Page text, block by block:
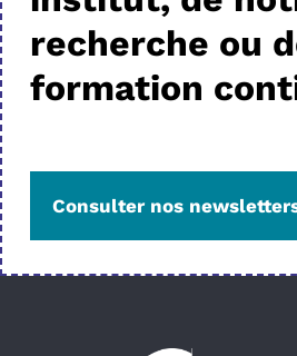
recherche ou
formation
Consulter nos